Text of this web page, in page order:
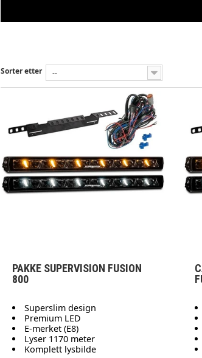
Sorter etter --
PAKKE SUPERVISION FUSION
800
Superslim design
Premium LED
E-merket (E8)
Lyser 1170 meter
Komplett lysbilde